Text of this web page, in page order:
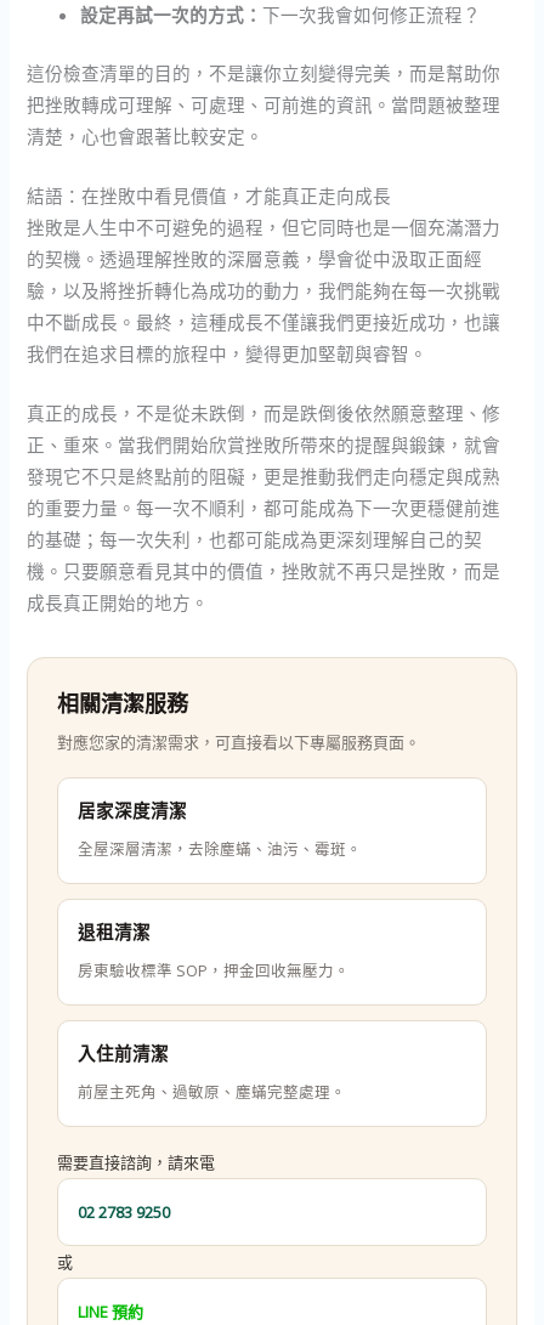
設定再試一次的方式：下一次我會如何修正流程？
這份檢查清單的目的，不是讓你立刻變得完美，而是幫助你
把挫敗轉成可理解、可處理、可前進的資訊。當問題被整理
清楚，心也會跟著比較安定。
結語：在挫敗中看見價值，才能真正走向成長
挫敗是人生中不可避免的過程，但它同時也是一個充滿潛力
的契機。透過理解挫敗的深層意義，學會從中汲取正面經
驗，以及將挫折轉化為成功的動力，我們能夠在每一次挑戰
中不斷成長。最終，這種成長不僅讓我們更接近成功，也讓
我們在追求目標的旅程中，變得更加堅韌與睿智。
真正的成長，不是從未跌倒，而是跌倒後依然願意整理、修
正、重來。當我們開始欣賞挫敗所帶來的提醒與鍛鍊，就會
發現它不只是終點前的阻礙，更是推動我們走向穩定與成熟
的重要力量。每一次不順利，都可能成為下一次更穩健前進
的基礎；每一次失利，也都可能成為更深刻理解自己的契
機。只要願意看見其中的價值，挫敗就不再只是挫敗，而是
成長真正開始的地方。
相關清潔服務
對應您家的清潔需求，可直接看以下專屬服務頁面。
居家深度清潔
全屋深層清潔，去除塵蟎、油污、霉斑。
退租清潔
房東驗收標準 SOP，押金回收無壓力。
入住前清潔
前屋主死角、過敏原、塵蟎完整處理。
需要直接諮詢，請來電
02 2783 9250
或
LINE 預約